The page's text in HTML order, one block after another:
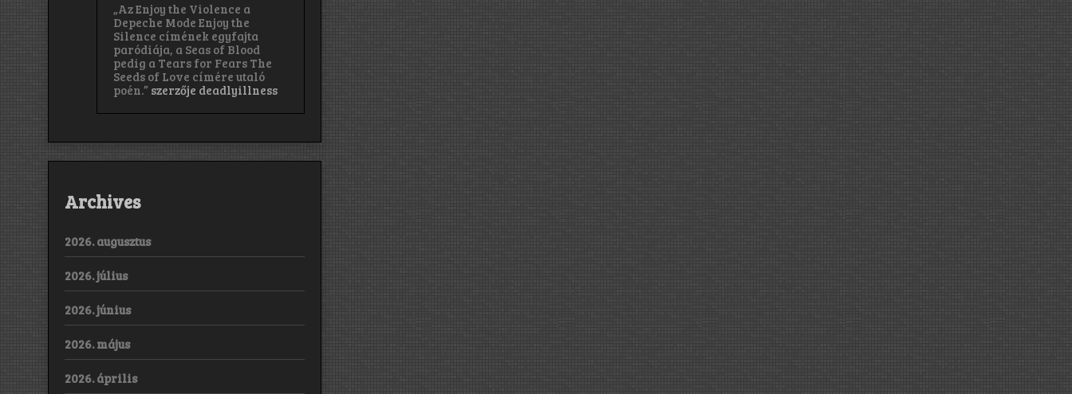
„Az Enjoy the Violence a
Depeche Mode Enjoy the
Silence címének egyfajta
paródiája, a Seas of Blood
pedig a Tears for Fears The
Seeds of Love címére utaló
poén.” szerzője deadlyillness
Archives
2026. augusztus
2026. július
2026. június
2026. május
2026. április